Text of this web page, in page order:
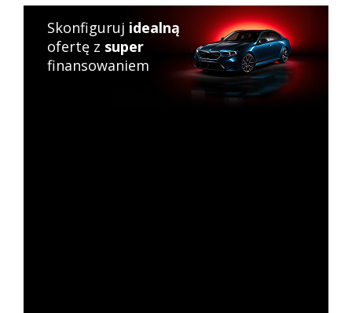
Skonfiguruj idealną
ofertę z super
finansowaniem